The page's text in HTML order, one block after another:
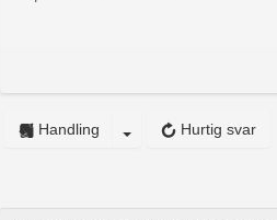
Hurtig svar
Handling